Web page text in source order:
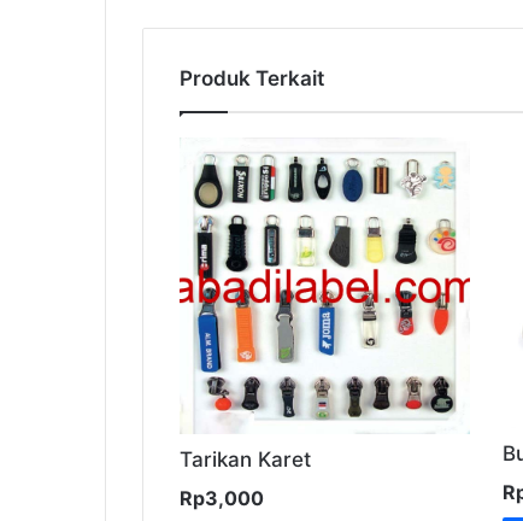
Produk Terkait
Tarikan Karet
Rp3,000